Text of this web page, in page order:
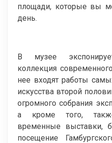
площади, которые вы
день.
В музее
коллекция
нее входят работы
искусства второй
огромного собрания
а кроме того,
временные выставки,
посещение